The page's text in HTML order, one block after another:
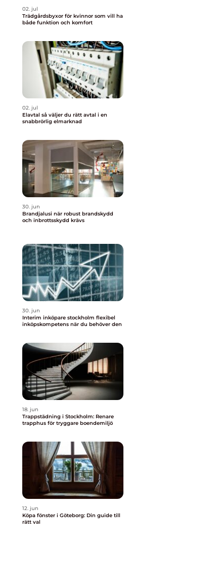
02. jul
Trädgårdsbyxor för kvinnor som vill ha
både funktion och komfort
02. jul
Elavtal så väljer du rätt avtal i en
snabbrörlig elmarknad
30. jun
Brandjalusi när robust brandskydd
och inbrottsskydd krävs
30. jun
Interim inköpare stockholm flexibel
inköpskompetens när du behöver den
18. jun
Trappstädning i Stockholm: Renare
trapphus för tryggare boendemiljö
12. jun
Köpa fönster i Göteborg: Din guide till
rätt val